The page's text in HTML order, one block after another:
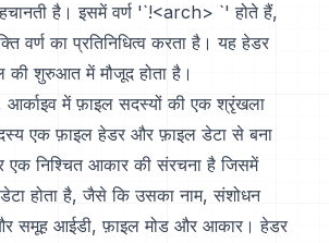
है। इसमें वर्ण '`!<arch> `' होते हैं,
वर्ण का प्रतिनिधित्व करता है। यह हेडर
की शुरुआत में मौजूद होता है।
आर्काइव में फ़ाइल सदस्यों की एक श्रृंखला
एक फ़ाइल हेडर और फ़ाइल डेटा से बना
एक निश्चित आकार की संरचना है जिसमें
होता है, जैसे कि उसका नाम, संशोधन
और समूह आईडी, फ़ाइल मोड और आकार। हेडर